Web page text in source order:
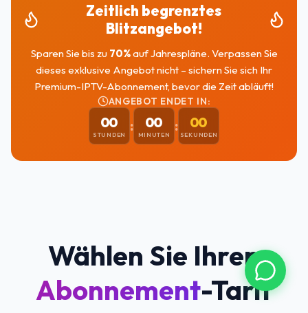
Zeitlich begrenztes
Blitzangebot!
Sparen Sie bis zu 70%auf Jahrespläne. Verpassen Sie
dieses exklusive Angebot nicht – sichern Sie sich Ihr
Premium-IPTV-Abonnement, bevor die Zeit abläuft!
ANGEBOT ENDET IN:
00
STUNDEN
: 00
MINUTEN
: 00
SEKUNDEN
Wählen Sie Ihren
Abonnement-Tarif